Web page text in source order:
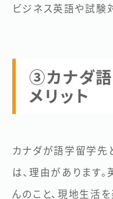
ビジネス英語や試験
③カナダ
メリット
カナダが語学留学先
は、理由があります
んのこと、現地生活